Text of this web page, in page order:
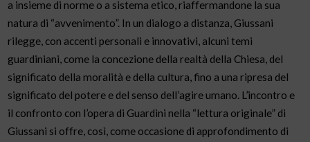
a insieme di norme o a sistema etico, riaffermandone la sua
natura di “avvenimento”. In un dialogo a distanza, Giussani
rilegge, con accenti personali e innovativi, alcuni temi
guardiniani, come la concezione della realtà della Chiesa, del
significato della moralità e della cultura, fino a una ripresa del
significato del potere e del senso dell’agire umano. L’incontro e
il confronto con l’opera di Guardini nella “lettura originale” di
Giussani si offre, così, come occasione di approfondimento di